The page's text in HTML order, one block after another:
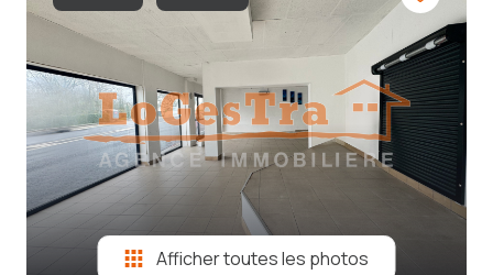
équipe
avis
clients
Afficher toutes les photos